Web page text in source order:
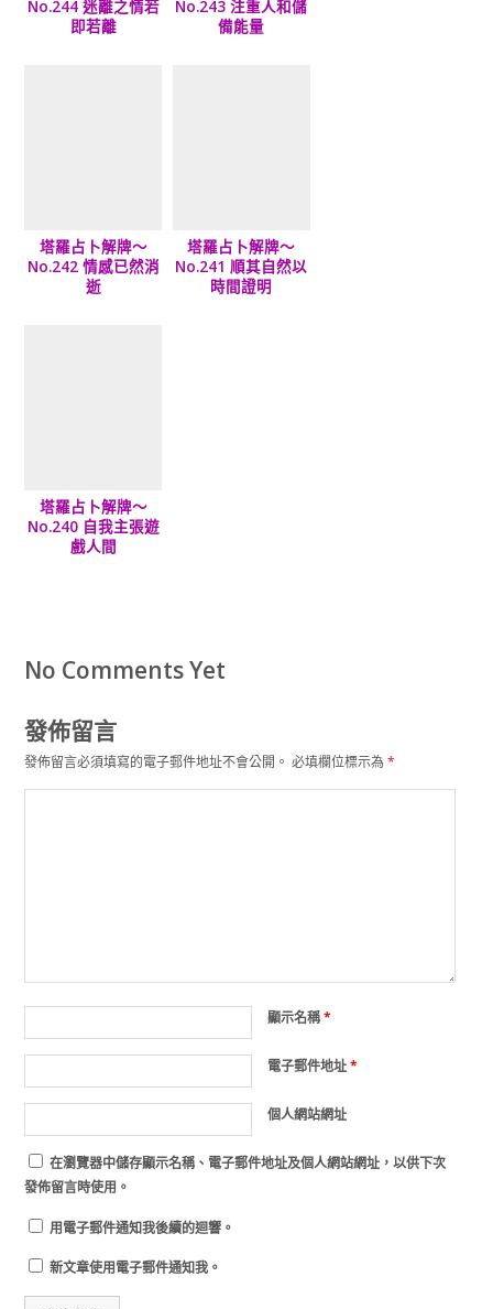
No.244 迷離之情若
即若離
No.243 注重人和儲
備能量
塔羅占卜解牌～
No.242 情感已然消
逝
塔羅占卜解牌～
No.241 順其自然以
時間證明
塔羅占卜解牌～
No.240 自我主張遊
戲人間
No Comments Yet
發佈留言
發佈留言必須填寫的電子郵件地址不會公開。 必填欄位標示為*
顯示名稱*
電子郵件地址*
個人網站網址
在瀏覽器中儲存顯示名稱、電子郵件地址及個人網站網址，以供下次
發佈留言時使用。
用電子郵件通知我後續的迴響。
新文章使用電子郵件通知我。